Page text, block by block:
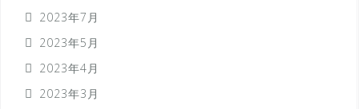
2023年7月
2023年5月
2023年4月
2023年3月